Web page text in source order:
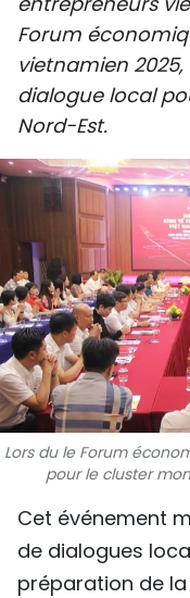
Forum
vietnamien
dialogue local
Nord-Est.
Lors du le Forum
pour le cluster
Cet événement
de dialogues
préparation de